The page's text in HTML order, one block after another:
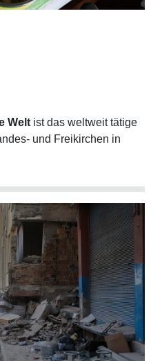
Weltist das weltweit tätige
und Freikirchen in